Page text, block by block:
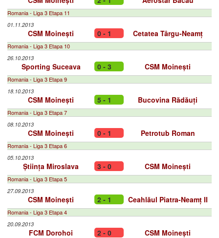
Romania - Liga 3 Etapa 11
01.11.2013
CSM Moinești 0 - 1 Cetatea Târgu-Neamț
Romania - Liga 3 Etapa 10
26.10.2013
Sporting Suceava 0 - 3 CSM Moinești
Romania - Liga 3 Etapa 9
18.10.2013
CSM Moinești 5 - 1 Bucovina Rădăuți
Romania - Liga 3 Etapa 7
08.10.2013
CSM Moinești 0 - 1 Petrotub Roman
Romania - Liga 3 Etapa 6
05.10.2013
Știința Miroslava 3 - 0 CSM Moinești
Romania - Liga 3 Etapa 5
27.09.2013
CSM Moinești 2 - 1 Ceahlăul Piatra-Neamț II
Romania - Liga 3 Etapa 4
20.09.2013
FCM Dorohoi 2 - 0 CSM Moinești